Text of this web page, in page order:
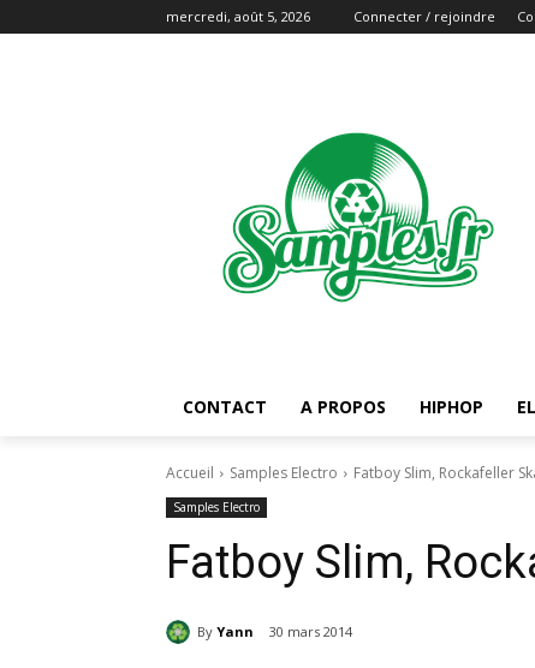
mercredi, août 5, 2026 Connecter / rejoindre
CONTACT A PROPOS HIPHOP
Accueil Samples Electro Fatboy Slim, Rockafeller
Samples Electro
Fatboy Slim,
By Yann 30 mars 2014